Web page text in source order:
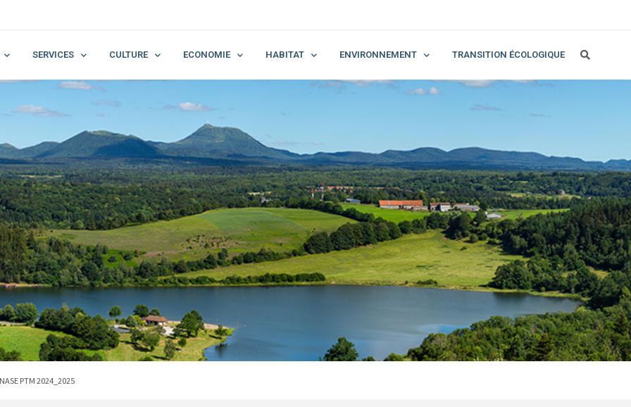
SERVICES CULTURE ECONOMIE HABITAT ENVIRONNEMENT TRANSITION ÉCOLOGIQUE
PTM 2024_2025